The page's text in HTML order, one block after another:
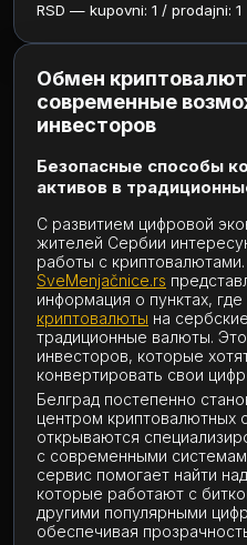
RSD — kupovni: 1 / prodajni: 1
Обмен
современные
инвесторов
Безопасные способы
активов в
С развитием цифровой
жителей Сербии
работы с
SveMenjačnice.rs
информация о пунктах,
криптовалюты на
традиционные валюты.
инвесторов, которые
конвертировать свои
Белград постепенно
центром криптовалютных
открываются
с современными
сервис помогает найти
которые работают с
другими популярными
обеспечивая